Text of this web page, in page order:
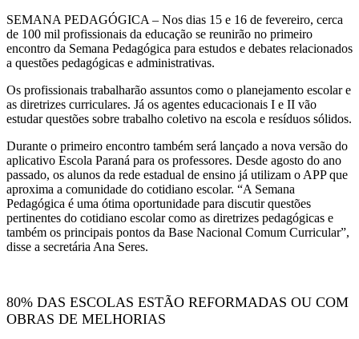
SEMANA PEDAGÓGICA – Nos dias 15 e 16 de fevereiro, cerca
de 100 mil profissionais da educação se reunirão no primeiro
encontro da Semana Pedagógica para estudos e debates relacionados
a questões pedagógicas e administrativas.
Os profissionais trabalharão assuntos como o planejamento escolar e
as diretrizes curriculares. Já os agentes educacionais I e II vão
estudar questões sobre trabalho coletivo na escola e resíduos sólidos.
Durante o primeiro encontro também será lançado a nova versão do
aplicativo Escola Paraná para os professores. Desde agosto do ano
passado, os alunos da rede estadual de ensino já utilizam o APP que
aproxima a comunidade do cotidiano escolar. “A Semana
Pedagógica é uma ótima oportunidade para discutir questões
pertinentes do cotidiano escolar como as diretrizes pedagógicas e
também os principais pontos da Base Nacional Comum Curricular”,
disse a secretária Ana Seres.
80% DAS ESCOLAS ESTÃO REFORMADAS OU COM
OBRAS DE MELHORIAS